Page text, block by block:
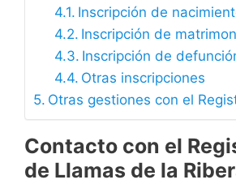
Inscripción de
Inscripción de
Inscripción de
Otras inscripciones
Otras gestiones con el
Contacto con el
de Llamas de la